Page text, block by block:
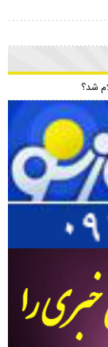
شد؟